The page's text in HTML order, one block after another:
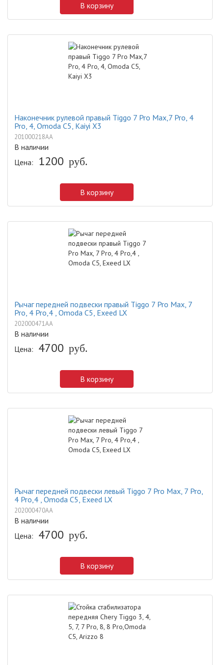
В корзину
Наконечник рулевой правый Tiggo 7 Pro Max,7 Pro, 4
Pro, 4, Omoda C5, Kaiyi X3
201000218AA
В наличии
Цена:
1200 руб.
В корзину
Рычаг передней подвески правый Tiggo 7 Pro Max, 7
Pro, 4 Pro,4 , Omoda C5, Exeed LX
202000471AA
В наличии
Цена: 4700 руб.
В корзину
Рычаг передней подвески левый Tiggo 7 Pro Max, 7 Pro,
4 Pro,4 , Omoda C5, Exeed LX
202000470AA
В наличии
Цена: 4700 руб.
В корзину